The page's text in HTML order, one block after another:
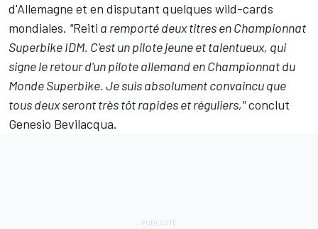
d'Allemagne et en disputant quelques wild-cards
mondiales. "Reiti a remporté deux titres en Championnat
Superbike IDM. C'est un pilote jeune et talentueux, qui
signe le retour d'un pilote allemand en Championnat du
Monde Superbike. Je suis absolument convaincu que
tous deux seront très tôt rapides et réguliers,"conclut
Genesio Bevilacqua.